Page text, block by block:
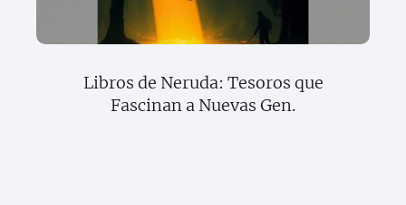
Libros de Neruda: Tesoros que
Fascinan a Nuevas Gen.